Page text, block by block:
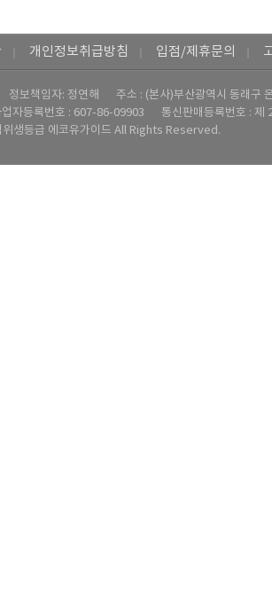
개인정보취급방침 입점/제휴문의
정보책임자: 정연해
주소 : (본사)부산광역시 동래구
업자등록번호 : ‍607-86-09903
통신판매등록번호 : 제
생등급 에코유가이드 All Rights Reserved.